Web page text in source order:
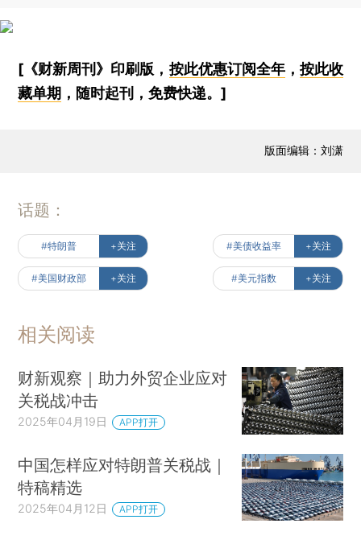
[《财新周刊》印刷版， 按此优惠订阅全年， 按此收
藏单期 ，随时起刊，免费快递。]
版面编辑：刘潇
话题：
#特朗普 +关注 #美债收益率 +关注
#美国财政部 +关注 #美元指数 +关注
相关阅读
财新观察｜助力外贸企业应对
关税战冲击
2025年04月19日 APP打开
中国怎样应对特朗普关税战｜
特稿精选
2025年04月12日 APP打开